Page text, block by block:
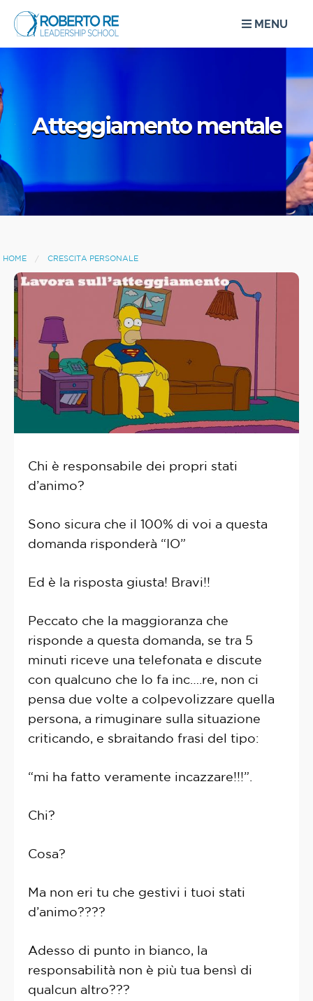
MENU
Atteggiamento mentale
HOME CRESCITA PERSONALE
Chi è responsabile dei propri stati
d’animo?
Sono sicura che il 100% di voi a questa
domanda risponderà “IO”
Ed è la risposta giusta! Bravi!!
Peccato che la maggioranza che
risponde a questa domanda, se tra 5
minuti riceve una telefonata e discute
con qualcuno che lo fa inc….re, non ci
pensa due volte a colpevolizzare quella
persona, a rimuginare sulla situazione
criticando, e sbraitando frasi del tipo:
“mi ha fatto veramente incazzare!!!”.
Chi?
Cosa?
Ma non eri tu che gestivi i tuoi stati
d’animo????
Adesso di punto in bianco, la
responsabilità non è più tua bensì di
qualcun altro???